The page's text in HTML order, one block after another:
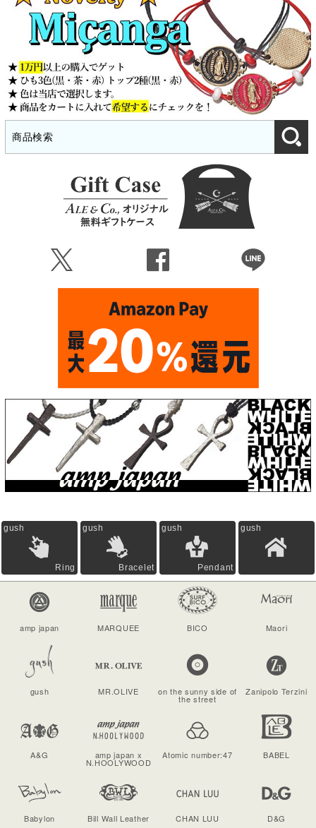
Ü Û Þ
gush
Ring
gush
Bracelet
gush
Pendant
gush
amp japan MARQUEE BICO Maori
gush MR.OLIVE on the sunny side of
the street
Zanipolo Terzini
A&G amp japan x
N.HOOLYWOOD
Atomic number:47 BABEL
Babylon Bill Wall Leather CHAN LUU D&G